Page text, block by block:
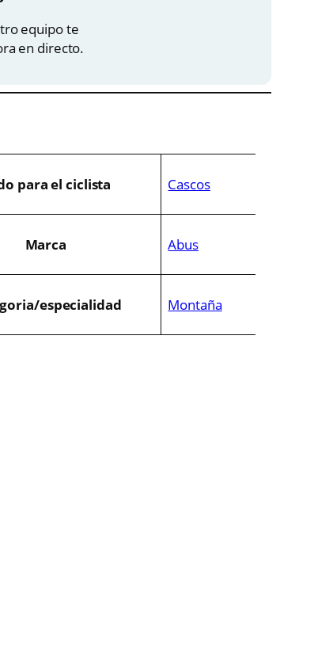
u
a
e
s
:
8
equipo te
en directo.
para el ciclista Cascos
Marca Abus
especialidad Montaña